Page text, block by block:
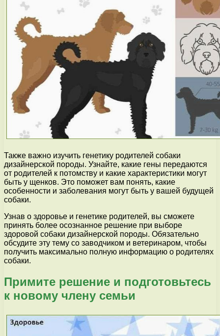
Также важно изучить генетику родителей собаки
дизайнерской породы. Узнайте, какие гены передаются
от родителей к потомству и какие характеристики могут
быть у щенков. Это поможет вам понять, какие
особенности и заболевания могут быть у вашей будущей
собаки.
Узнав о здоровье и генетике родителей, вы сможете
принять более осознанное решение при выборе
здоровой собаки дизайнерской породы. Обязательно
обсудите эту тему со заводчиком и ветеринаром, чтобы
получить максимально полную информацию о родителях
собаки.
Примите решение и подготовьтесь
к новому члену семьи